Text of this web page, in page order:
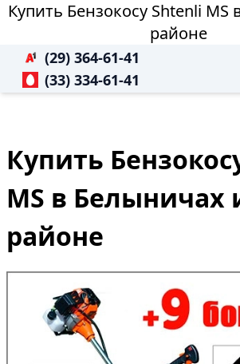
Купить Бензокосу Shtenli
районе
(29) 364-61-41
(33) 334-61-41
Купить
MS в Белыничах
районе